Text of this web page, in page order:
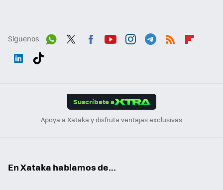
Síguenos
Suscríbete a
Apoya a Xataka y disfruta ventajas exclusivas
En Xataka hablamos de...